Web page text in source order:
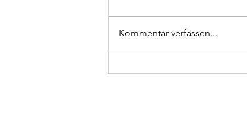
Resultaten ASVN & VINUM
Kommentar verfassen...